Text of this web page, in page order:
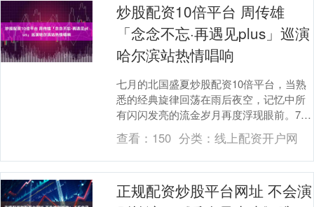
炒股配资10倍平台 周传雄
「念念不忘·再遇见plus」巡演
哈尔滨站热情唱响
七月的北国盛夏炒股配资10倍平台，当熟
悉的经典旋律回荡在雨后夜空，记忆中所
有闪闪发亮的流金岁月再度浮现眼前。7月
25日，周传雄「念念不忘·再遇见plus」巡
回演....
查看： 150 分类： 线上配资开户网
正规配资炒股平台网址 不会演